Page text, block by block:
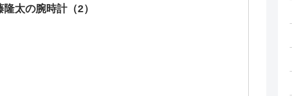
隆太の腕時計（2）